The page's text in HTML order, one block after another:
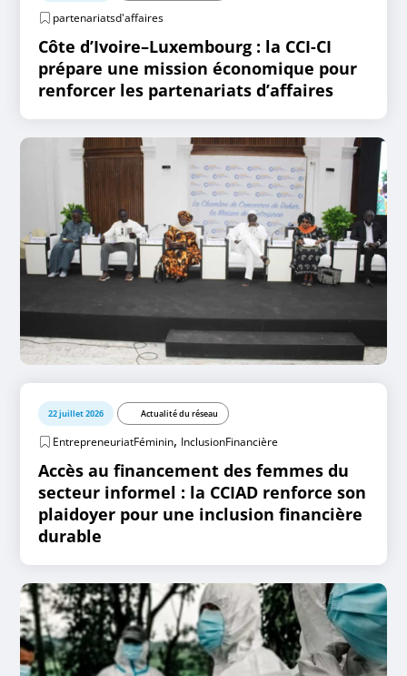
partenariatsd'affaires
Côte d’Ivoire–Luxembourg : la CCI-CI
prépare une mission économique pour
renforcer les partenariats d’affaires
22 juillet 2026 Actualité du réseau
EntrepreneuriatFéminin, InclusionFinancière
Accès au financement des femmes du
secteur informel : la CCIAD renforce son
plaidoyer pour une inclusion financière
durable